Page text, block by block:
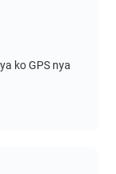
ko GPS nya